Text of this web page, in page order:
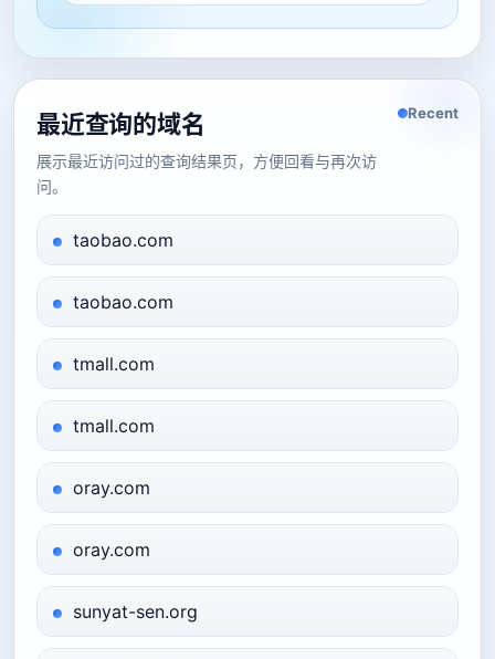
最近查询的域名
展示最近访问过的查询结果页，方便回看与再次访
问。
Recent
taobao.com
taobao.com
tmall.com
tmall.com
oray.com
oray.com
sunyat-sen.org